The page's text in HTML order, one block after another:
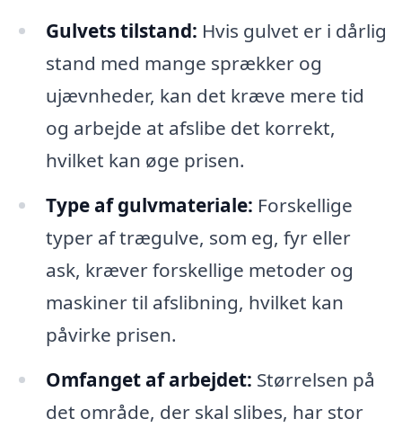
Gulvets tilstand: Hvis gulvet er i dårlig
stand med mange sprækker og
ujævnheder, kan det kræve mere tid
og arbejde at afslibe det korrekt,
hvilket kan øge prisen.
Type af gulvmateriale: Forskellige
typer af trægulve, som eg, fyr eller
ask, kræver forskellige metoder og
maskiner til afslibning, hvilket kan
påvirke prisen.
Omfanget af arbejdet: Størrelsen på
det område, der skal slibes, har stor